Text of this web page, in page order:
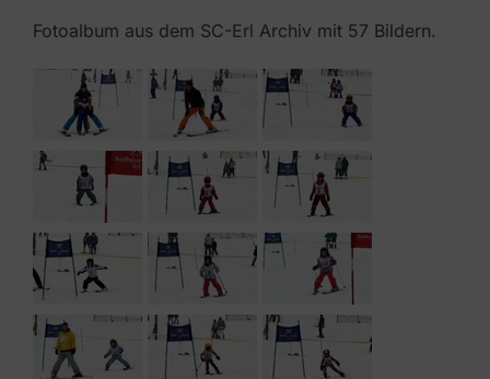
Fotoalbum aus dem SC-Erl Archiv mit 57 Bildern.